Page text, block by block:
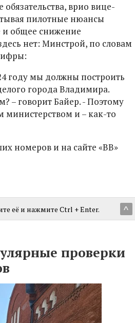
врио вице-
пилотные нюансы
и общее снижение
нет: Минстрой, по словам
году мы должны построить
города Владимира.
– говорит Байер. - Поэтому
и – как-то
номеров и на сайте «ВВ»
^
её и нажмите Ctrl + Enter.
проверки